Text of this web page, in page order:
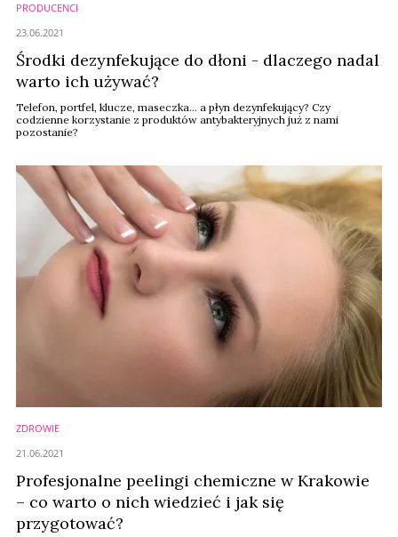
PRODUCENCI
Środki dezynfekujące do dłoni - dlaczego nadal
warto ich używać?
Telefon, portfel, klucze, maseczka… a płyn dezynfekujący? Czy
codzienne korzystanie z produktów antybakteryjnych już z nami
pozostanie?
23.06.2021
ZDROWIE
Profesjonalne peelingi chemiczne w Krakowie
– co warto o nich wiedzieć i jak się
przygotować?
21.06.2021